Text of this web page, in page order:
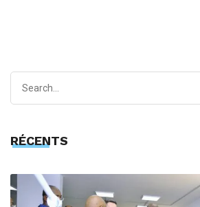
RÉCENTS